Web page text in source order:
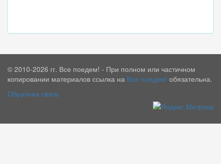
© 2010-2026 гг. Все поедем! - При полном или частичном
копировании материалов ссылка на Все поедем! обязательна.
Обратная связь